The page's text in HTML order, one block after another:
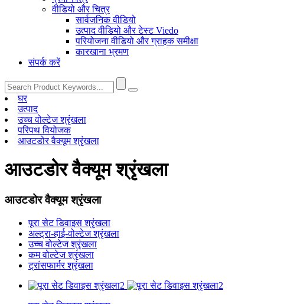
वीडियो और चित्र
सार्वजनिक वीडियो
उत्पाद वीडियो और टेस्ट Viedo
परियोजना वीडियो और ग्राहक समीक्षा
कारखाना भ्रमण
संपर्क करें
घर
उत्पाद
उच्च वोल्टेज श्रृंखला
परिपथ वियोजक
आउटडोर वैक्यूम श्रृंखला
आउटडोर वैक्यूम श्रृंखला
आउटडोर वैक्यूम श्रृंखला
पूरा सेट डिवाइस श्रृंखला
अल्ट्रा-हाई-वोल्टेज श्रृंखला
उच्च वोल्टेज श्रृंखला
कम वोल्टेज श्रृंखला
ट्रांसफार्मर श्रृंखला